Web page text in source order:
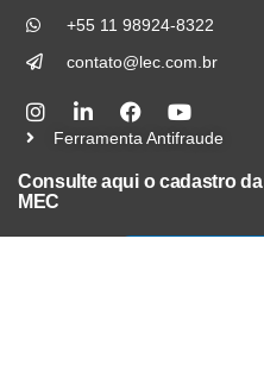
+55 11 98924-8322
contato@lec.com.br
Ferramenta Antifraude
Consulte aqui o cadastro
MEC